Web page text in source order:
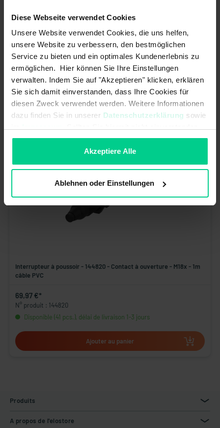
Diese Webseite verwendet Cookies
Unsere Website verwendet Cookies, die uns helfen,
unsere Website zu verbessern, den bestmöglichen
Service zu bieten und ein optimales Kundenerlebnis zu
ermöglichen. Hier können Sie Ihre Einstellungen
verwalten. Indem Sie auf "Akzeptieren" klicken, erklären
Sie sich damit einverstanden, dass Ihre Cookies für
diesen Zweck verwendet werden. Weitere Informationen
dazu finden Sie in unserer Datenschutzerklärung sowie
sein, können Sie die Verwendung von Cookies hier
Akzeptiere Alle
Ablehnen oder Einstellungen
Interrupteur poussoir - 144810 - Contact NO - M18x1 - Câble PVC 1m
51,18 €*
N° produit : 144810
Disponible (66 pcs.), délai de livraison 1-3 jours
Ajouter au panier
Interrupteur à poussoir - 144820 - Contact à ouverture - M18x - 1m
câble PVC
69,97 €*
N° produit : 144820
Disponible (41 pcs.), délai de livraison 1-3 jours
Ajouter au panier
Produits
A propos de l'elostore